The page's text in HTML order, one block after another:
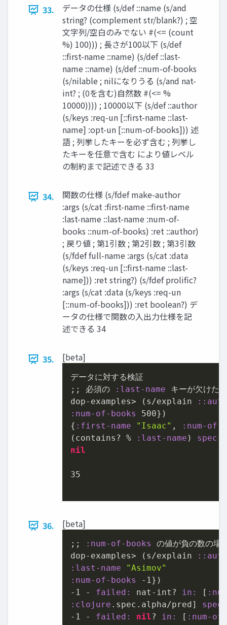
33.
データの仕様 (s/def ::name (s/and
string? (complement str/blank?) ; 空
⽂字列/空⽩のみでない #(<= (count
%) 100))) ; ⻑さが100以下 (s/def
::first-name ::name) (s/def ::last-
name ::name) (s/def ::num-of-books
(s/nilable ; nilになりうる (s/and nat-
int? ; (0を含む)⾃然数 #(<= %
10000)))) ; 10000以下 (s/def ::author
(s/keys :req-un [::first-name ::last-
name] :opt-un [::num-of-books])) 述
語 ; 列挙したキーを必ず含む ; 列挙し
たキーを任意で含む により値レベル
の制約まで記述できる 33
34.
関数の仕様 (s/fdef make-author
:args (s/cat :first-name ::first-name
:last-name ::last-name :num-of-
books ::num-of-books) :ret ::author)
; 戻り値 ; 第1引数 ; 第2引数 ; 第3引数
(s/fdef full-name :args (s/cat :data
(s/keys :req-un [::first-name ::last-
name])) :ret string?) (s/fdef prolific?
:args (s/cat :data (s/keys :req-un
[::num-of-books])) :ret boolean?) デ
ータの仕様で関数の⼊出⼒仕様を記
述できる 34
35. [beta]
データに対する検証
;; 必須の
:last-name キーが⽋けた
dop-examples> (s/explain
:
:num-of-books
500})
{ :first-name "Isaac" ,
:num-of-
(contains? %
:last-name ) spec:
nil
35
36. [beta]
;; :num-of-books
の値が負の数の場
dop-examples> (s/explain
:
:last-name
"Asimov"
:num-of-books
- 1})
- 1 - failed: nat-int? in: [
:clojure .spec.alpha/pred] spec:
- 1 - failed: nil? in: [ :num-